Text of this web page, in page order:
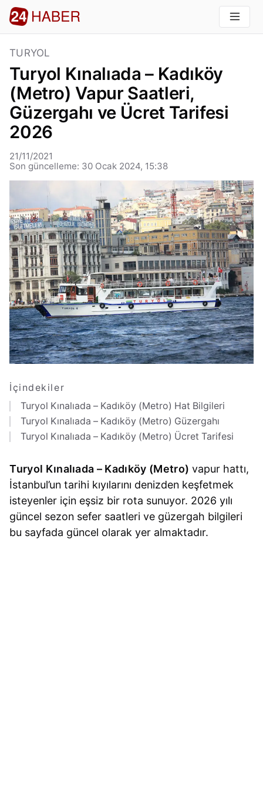
TURYOL
Turyol Kınalıada – Kadıköy
(Metro) Vapur Saatleri,
Güzergahı ve Ücret Tarifesi
2026
21/11/2021
Son güncelleme: 30 Ocak 2024, 15:38
İçindekiler
Turyol Kınalıada – Kadıköy (Metro) Hat Bilgileri
Turyol Kınalıada – Kadıköy (Metro) Güzergahı
Turyol Kınalıada – Kadıköy (Metro) Ücret Tarifesi
Turyol Kınalıada – Kadıköy (Metro) vapur hattı,
İstanbul’un tarihi kıyılarını denizden keşfetmek
isteyenler için eşsiz bir rota sunuyor. 2026 yılı
güncel sezon sefer saatleri ve güzergah bilgileri
bu sayfada güncel olarak yer almaktadır.